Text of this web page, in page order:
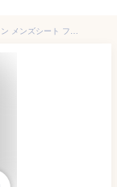
【単品4個セット】 ファイントゥデイ エージー24メン メンズシート フェイス&ボディ(スタイリッシュシトラス) デオドラントシート 男性用デオドラント 持ち運び フェイスシート ボディシート(代引不可)【送料無料】